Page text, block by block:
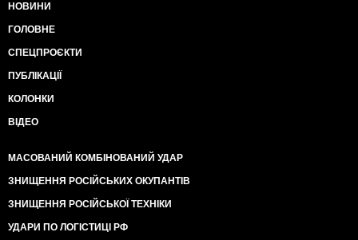
НОВИНИ
ГОЛОВНЕ
СПЕЦПРОЄКТИ
ПУБЛІКАЦІЇ
КОЛОНКИ
ВІДЕО
МАСОВАНИЙ КОМБІНОВАНИЙ УДАР
ЗНИЩЕННЯ РОСІЙСЬКИХ ОКУПАНТІВ
ЗНИЩЕННЯ РОСІЙСЬКОЇ ТЕХНІКИ
УДАРИ ПО ЛОГІСТИЦІ РФ